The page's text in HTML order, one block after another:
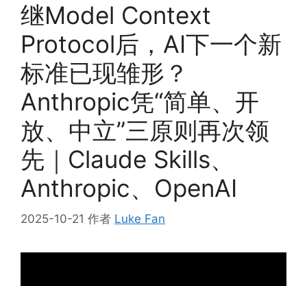
继Model Context
Protocol后，AI下一个新
标准已现雏形？
Anthropic凭“简单、开
放、中立”三原则再次领
先｜Claude Skills、
Anthropic、OpenAI
2025-10-21 作者 Luke Fan